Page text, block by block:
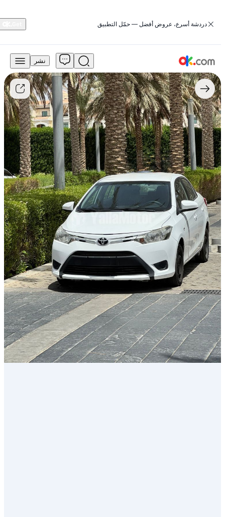
‏دردشة أسرع، عروض أفضل — حمّل التطبيق
22,500
درهم
للبيع
تويوتا
ياريس
2017
سعة
1.3
لتر
طراز
SE
تعمل
بالبنزين
وناقل
حركة
يدوي
للدفع
على
العجلات
الأمامية
مستعمل
نشر